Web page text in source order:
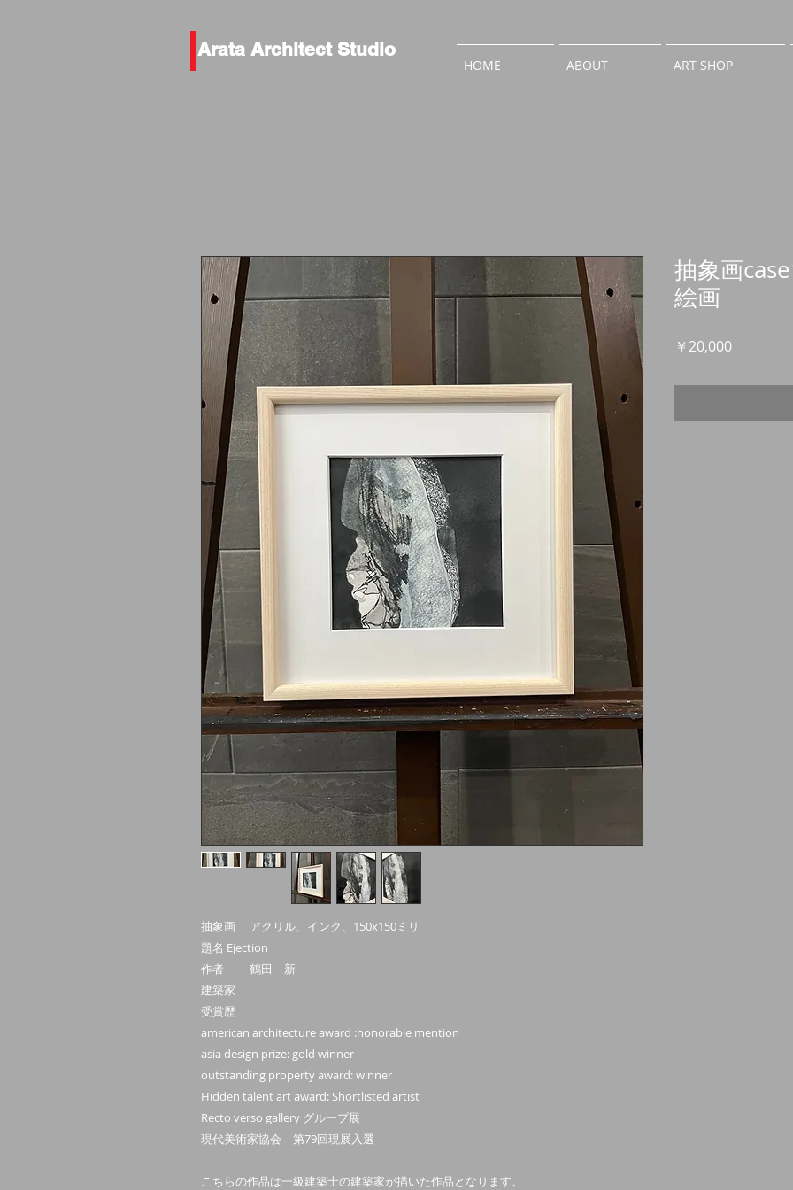
Arata Architect Studio
HOME ABOUT ART SHOP
抽象画 アクリル、インク、150x150ミリ
題名 Ejection
作者 鶴田 新
建築家
受賞歴
american architecture award :honorable mention
asia design prize: gold winner
outstanding property award: winner
Hidden talent art award: Shortlisted artist
Recto verso gallery グループ展
現代美術家協会 第79回現展入選
こちらの作品は一級建築士の建築家が描いた作品となります。
抽象画
絵画
￥20,000価